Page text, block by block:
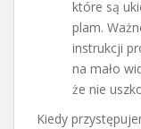
które są
plam.
instrukcji
na mało
że nie
Kiedy